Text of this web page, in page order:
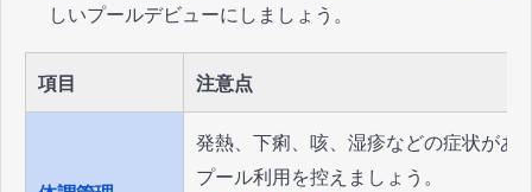
しいプールデビューにしましょう。
項目 注意点
発熱、下痢、咳、湿疹などの症状があ
プール利用を控えましょう。